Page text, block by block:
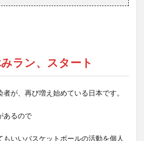
ラン、スタート
が、再び増え始めている日本です。
あるので
もいいバスケットボールの活動を個人